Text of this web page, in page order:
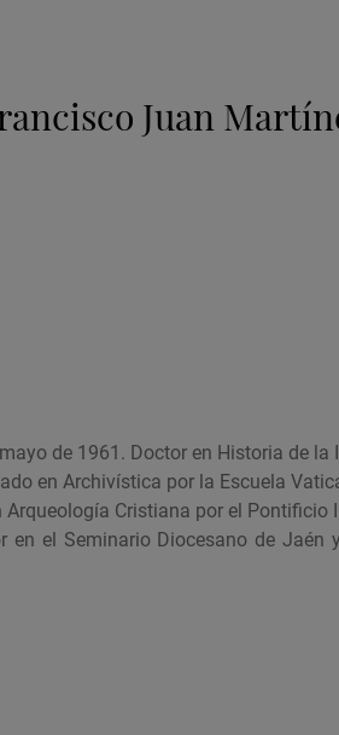
Juan
de 1961. Doctor en Historia de
en Archivística por la Escuela
Cristiana por el Pontificio
en el Seminario Diocesano de Jaén